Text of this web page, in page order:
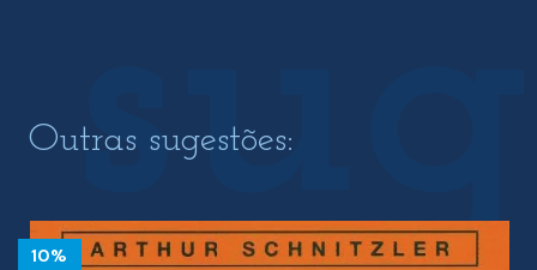
Outras sugestões:
10%